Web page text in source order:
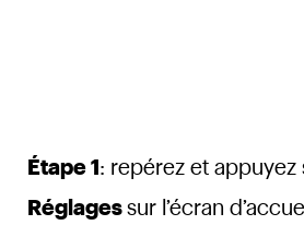
Étape 1 : repérez et appuyez
Réglages sur l’écran